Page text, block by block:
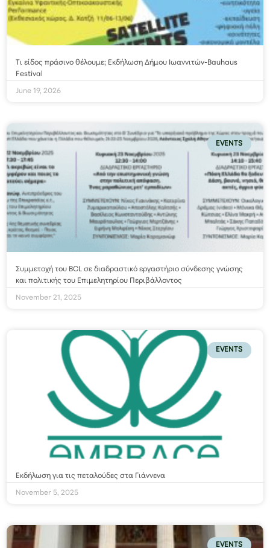
Τι είδος πράσινο θέλουμε; Εκδήλωση Δήμου Ιωαννιτών-Bauhaus
Festival
June 19, 2026
EVENTS
Συμμετοχή του BCL σε διαδραστικό εργαστήριο σύνδεσης γνώσης
και πολιτικής του Επιμελητηρίου Περιβάλλοντος
November 21, 2025
EVENTS
Εκδήλωση για τις πεταλούδες στα Γιάννενα
November 5, 2025
EVENTS